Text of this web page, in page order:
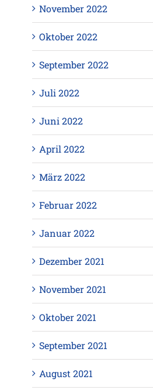
November 2022
Oktober 2022
September 2022
Juli 2022
Juni 2022
April 2022
März 2022
Februar 2022
Januar 2022
Dezember 2021
November 2021
Oktober 2021
September 2021
August 2021